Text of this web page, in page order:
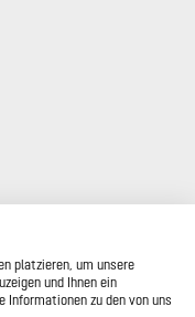
platzieren, um unsere
und Ihnen ein
zu den von uns